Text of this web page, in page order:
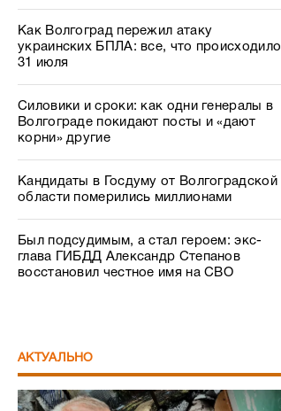
Как Волгоград пережил атаку
украинских БПЛА: все, что происходило
31 июля
Силовики и сроки: как одни генералы в
Волгограде покидают посты и «дают
корни» другие
Кандидаты в Госдуму от Волгоградской
области померились миллионами
Был подсудимым, а стал героем: экс-
глава ГИБДД Александр Степанов
восстановил честное имя на СВО
АКТУАЛЬНО